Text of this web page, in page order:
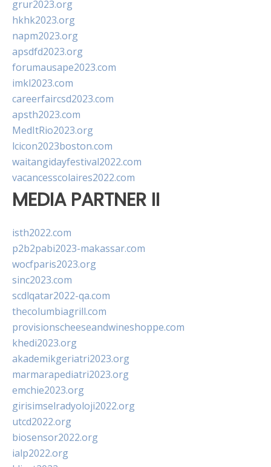
grur2023.org
hkhk2023.org
napm2023.org
apsdfd2023.org
forumausape2023.com
imkl2023.com
careerfaircsd2023.com
apsth2023.com
MedItRio2023.org
lcicon2023boston.com
waitangidayfestival2022.com
vacancesscolaires2022.com
MEDIA PARTNER II
isth2022.com
p2b2pabi2023-makassar.com
wocfparis2023.org
sinc2023.com
scdlqatar2022-qa.com
thecolumbiagrill.com
provisionscheeseandwineshoppe.com
khedi2023.org
akademikgeriatri2023.org
marmarapediatri2023.org
emchie2023.org
girisimselradyoloji2022.org
utcd2022.org
biosensor2022.org
ialp2022.org